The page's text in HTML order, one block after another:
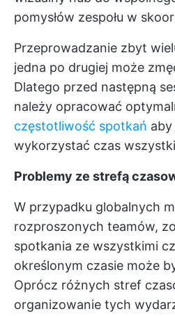
pomysłów zespołu w
Przeprowadzanie zbyt
jedna po drugiej może
Dlatego przed następną
należy opracować
częstotliwość spotkań aby
wykorzystać czas
Problemy ze strefą
W przypadku globalnych
rozproszonych teamów,
spotkania ze wszystkimi
określonym czasie może
Oprócz różnych stref
organizowanie tych